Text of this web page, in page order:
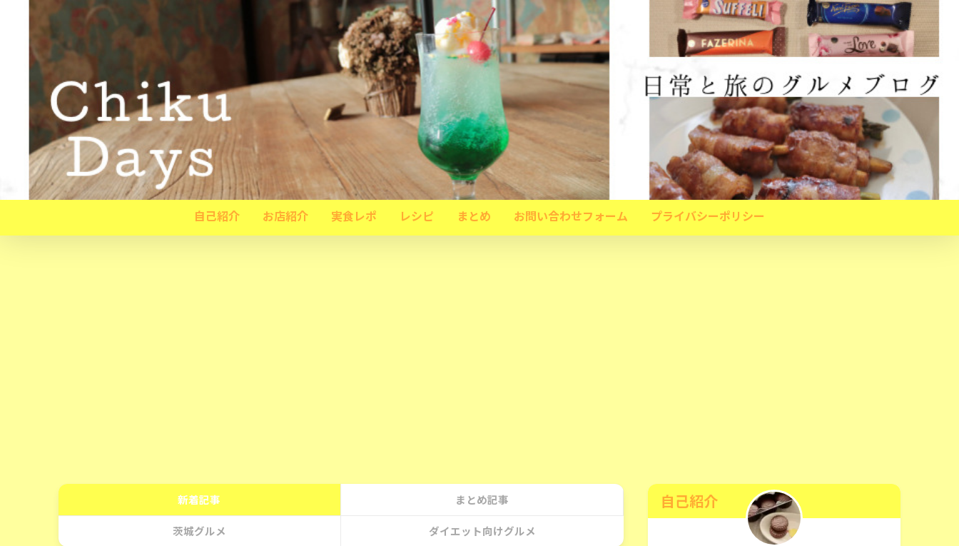
自己紹介 お店紹介 実食レポ レシピ まとめ お問い合わせフォーム プライバシーポリシー
新着記事 まとめ記事
茨城グルメ ダイエット向けグルメ
自己紹介